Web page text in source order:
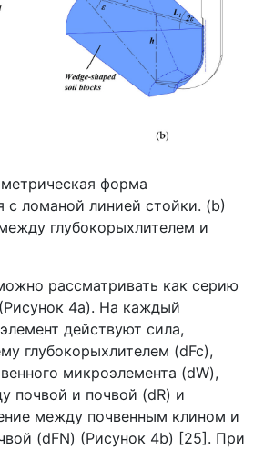
форма
с ломаной линией стойки. (b)
глубокорыхлителем и
рассматривать как серию
4a). На каждый
действуют сила,
глубокорыхлителем (dFc),
микроэлемента (dW),
почвой и почвой (dR) и
между почвенным клином и
(dFN) (Рисунок 4b) [25]. При